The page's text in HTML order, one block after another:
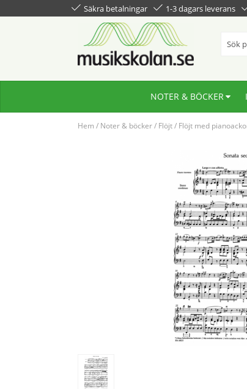
Säkra betalningar 1-3 dagars leverans
NOTER & BÖCKER
Hem / Noter & böcker/ Flöjt/ Flöjt med